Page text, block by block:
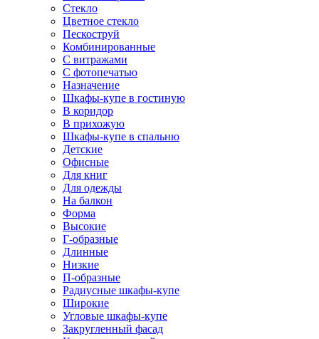
Стекло
Цветное стекло
Пескоструй
Комбинированные
С витражами
С фотопечатью
Назначение
Шкафы-купе в гостиную
В коридор
В прихожую
Шкафы-купе в спальню
Детские
Офисные
Для книг
Для одежды
На балкон
Форма
Высокие
Г-образные
Длинные
Низкие
П-образные
Радиусные шкафы-купе
Широкие
Угловые шкафы-купе
Закругленный фасад